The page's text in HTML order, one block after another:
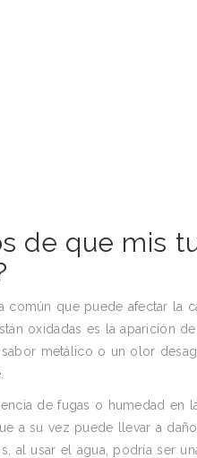
de que mis
común que puede afectar
oxidadas es la aparición
metálico o un olor
de fugas o humedad en
a su vez puede llevar a
al usar el agua, podría ser